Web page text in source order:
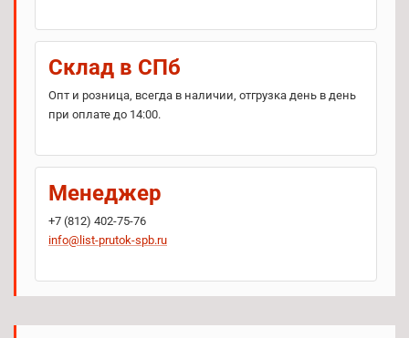
Склад в СПб
Опт и розница, всегда в наличии, отгрузка день в день
при оплате до 14:00.
Менеджер
+7 (812) 402-75-76
info@list-prutok-spb.ru